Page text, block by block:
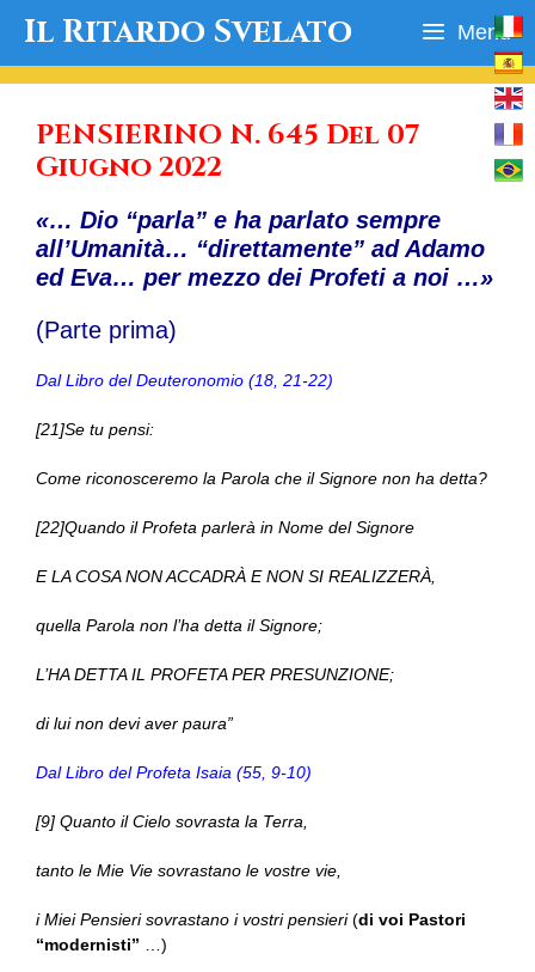
Il Ritardo Svelato Menu
PENSIERINO N. 645 Del 07
Giugno 2022
«… Dio “parla” e ha parlato sempre
all’Umanità… “direttamente” ad Adamo
ed Eva… per mezzo dei Profeti a noi …»
(Parte prima)
Dal Libro del Deuteronomio (18, 21-22)
[21]Se tu pensi:
Come riconosceremo la Parola che il Signore non ha detta?
[22]Quando il Profeta parlerà in Nome del Signore
E LA COSA NON ACCADRÀ E NON SI REALIZZERÀ,
quella Parola non l’ha detta il Signore;
L’HA DETTA IL PROFETA PER PRESUNZIONE;
di lui non devi aver paura”
Dal Libro del Profeta Isaia (55, 9-10)
[9] Quanto il Cielo sovrasta la Terra,
tanto le Mie Vie sovrastano le vostre vie,
i Miei Pensieri sovrastano i vostri pensieri(di voi Pastori
“modernisti” …)